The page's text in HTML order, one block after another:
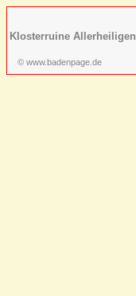
Klosterruine Allerheiligen
© www.badenpage.de